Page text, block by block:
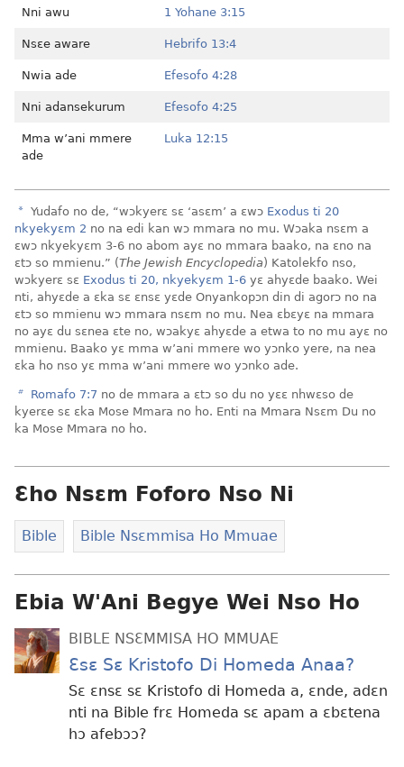
Nni awu 1 Yohane 3:15
Nsɛe aware Hebrifo 13:4
Nwia ade Efesofo 4:28
Nni adansekurum Efesofo 4:25
Mma w’ani mmere
ade
Luka 12:15
a Yudafo no de, “wɔkyerɛ sɛ ‘asɛm’ a ɛwɔ Exodus ti 20
nkyekyɛm 2 no na edi kan wɔ mmara no mu. Wɔaka nsɛm a
ɛwɔ nkyekyɛm 3-6 no abom ayɛ no mmara baako, na ɛno na
ɛtɔ so mmienu.” (The Jewish Encyclopedia) Katolekfo nso,
wɔkyerɛ sɛ Exodus ti 20, nkyekyɛm 1-6 yɛ ahyɛde baako. Wei
nti, ahyɛde a ɛka sɛ ɛnsɛ yɛde Onyankopɔn din di agorɔ no na
ɛtɔ so mmienu wɔ mmara nsɛm no mu. Nea ɛbɛyɛ na mmara
no ayɛ du sɛnea ɛte no, wɔakyɛ ahyɛde a etwa to no mu ayɛ no
mmienu. Baako yɛ mma w’ani mmere wo yɔnko yere, na nea
ɛka ho nso yɛ mma w’ani mmere wo yɔnko ade.
b Romafo 7:7 no de mmara a ɛtɔ so du no yɛɛ nhwɛso de
kyerɛe sɛ ɛka Mose Mmara no ho. Enti na Mmara Nsɛm Du no
ka Mose Mmara no ho.
Ɛho Nsɛm Foforo Nso Ni
Bible Bible Nsɛmmisa Ho Mmuae
Ebia W'Ani Begye Wei Nso Ho
BIBLE NSƐMMISA HO MMUAE
Ɛsɛ Sɛ Kristofo Di Homeda Anaa?
Sɛ ɛnsɛ sɛ Kristofo di Homeda a, ɛnde, adɛn
nti na Bible frɛ Homeda sɛ apam a ɛbɛtena
hɔ afebɔɔ?